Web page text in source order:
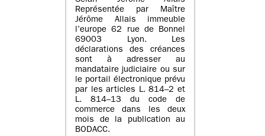
Représentée par Maître
Jérôme Allais immeuble
l’europe 62 rue de Bonnel
69003 Lyon. Les
déclarations des créances
sont à adresser au
mandataire judiciaire ou sur
le portail électronique prévu
par les articles L. 814–2 et
L. 814–13 du code de
commerce dans les deux
mois de la publication au
BODACC.